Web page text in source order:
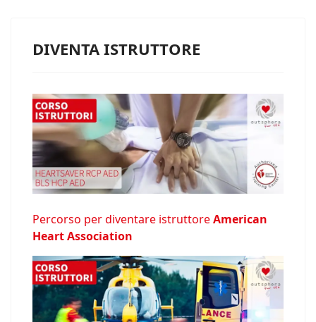
DIVENTA ISTRUTTORE
Percorso per diventare istruttoreAmerican
Heart Association